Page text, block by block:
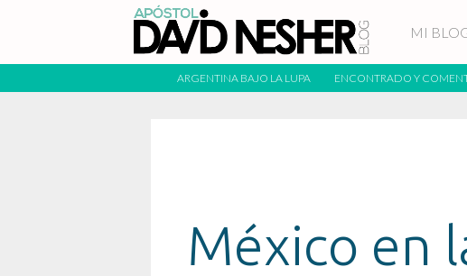
MI
ARGENTINA BAJO LA LUPA ENCONTRADO Y
México en